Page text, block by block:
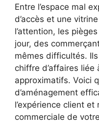
Entre l’espace mal
d’accès et une
l’attention, les
jour, des
mêmes difficultés.
chiffre d’affaires liée
approximatifs. Voici
d’aménagement
l’expérience client
commerciale de